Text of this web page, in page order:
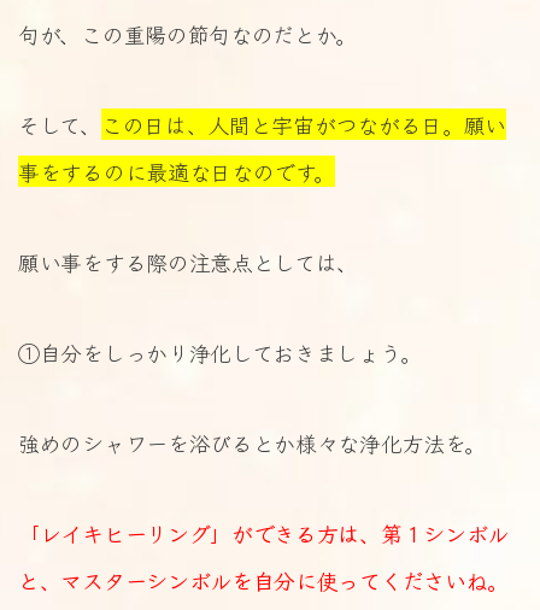
句が、この重陽の節句なのだとか。
そして、
この日は、人間と宇宙がつながる日。願い
事をするのに最適な日なのです。
願い事をする際の注意点としては、
①自分をしっかり浄化しておきましょう。
強めのシャワーを浴びるとか様々な浄化方法を。
「レイキヒーリング」ができる方は、第１シンボル
と、マスターシンボルを自分に使ってくださいね。